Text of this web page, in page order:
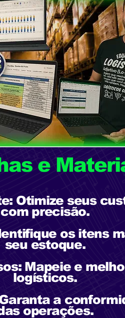
e
Otimize seus
com precisão.
os itens
seu estoque.
Mapeie e
logísticos.
a
operações.